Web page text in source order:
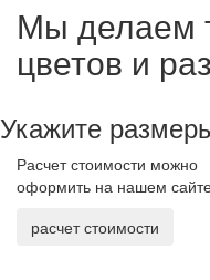
Мы делаем
цветов и
Укажите
Расчет стоимости можно
оформить на нашем
расчет стоимости